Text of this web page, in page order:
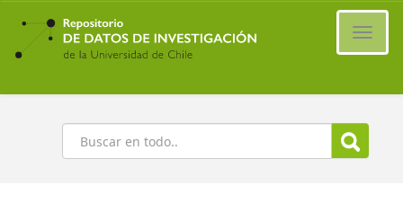
Ir
contenido
principal
Buscar